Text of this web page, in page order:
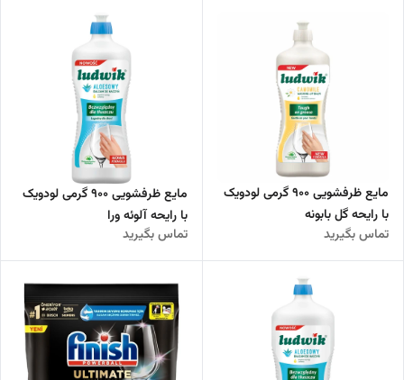
مایع ظرفشویی 900 گرمی لودویک
با رایحه گل بابونه
تماس بگیرید
مایع ظرفشویی 900 گرمی لودویک
با رایحه آلوئه ورا
تماس بگیرید